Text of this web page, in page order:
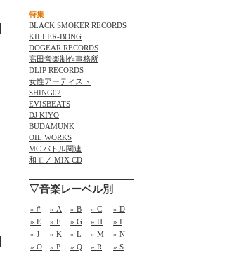
特集
BLACK SMOKER RECORDS
KILLER-BONG
DOGEAR RECORDS
高田音楽制作事務所
DLIP RECORDS
女性アーティスト
SHING02
EVISBEATS
DJ KIYO
BUDAMUNK
OIL WORKS
MC バトル関連
和モノ MIX CD
▽音楽レーベル別
» # » A » B » C
» D
» E
» F » G » H
» I
» J
» K » L » M
» N
» O
» P » Q » R
» S